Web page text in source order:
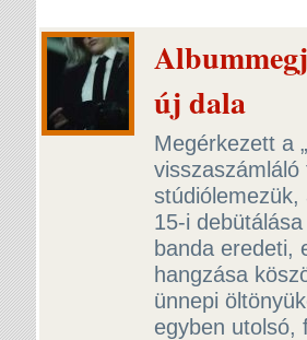
új dala
Megérkezett a
stúdiólemezük,
15-i
banda eredeti,
hangzása
ünnepi
egyben utolsó,